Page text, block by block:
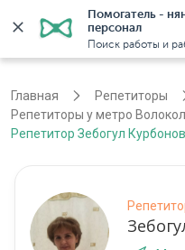
Помогатель -
персонал
Поиск работы и
Главная Репетиторы
Репетиторы у метро
Репетитор Зебогул